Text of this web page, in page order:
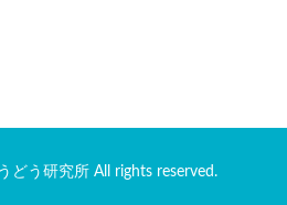
どう研究所 All rights reserved.